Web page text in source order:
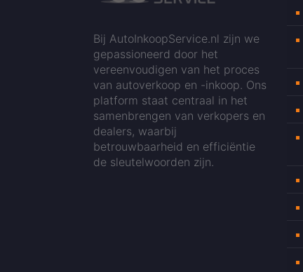
Bij AutoInkoopService.nl zijn we
gepassioneerd door het
vereenvoudigen van het proces
van autoverkoop en -inkoop. Ons
platform staat centraal in het
samenbrengen van verkopers en
dealers, waarbij
betrouwbaarheid en efficiëntie
de sleutelwoorden zijn.